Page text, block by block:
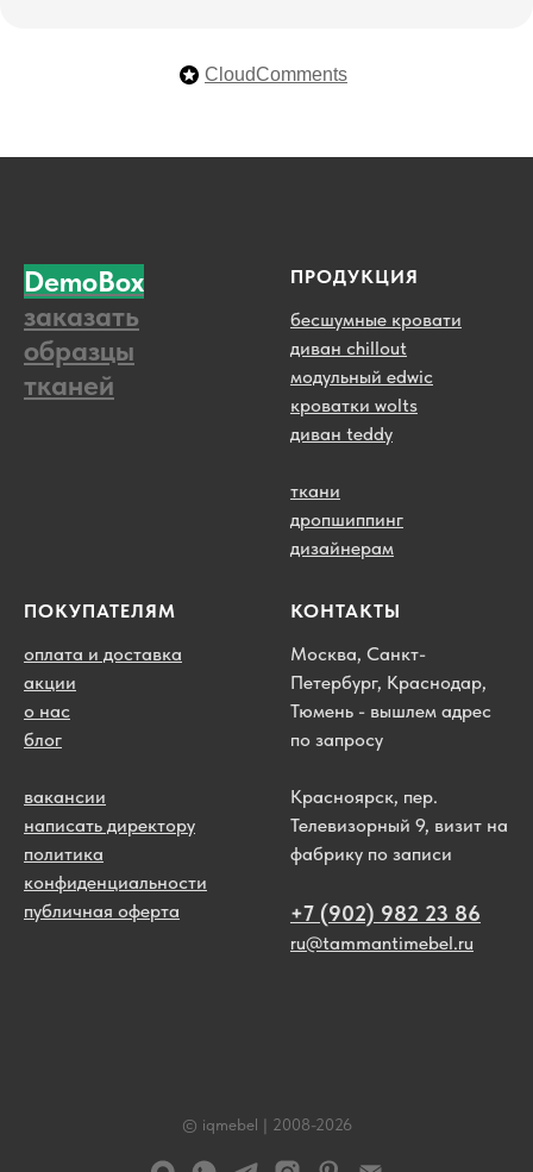
CloudComments
DemoBox
заказать
образцы
тканей
ПРОДУКЦИЯ
бесшумные кровати
диван chillout
модульный edwic
кроватки wolts
диван teddy
ткани
дропшиппинг
дизайнерам
ПОКУПАТЕЛЯМ
оплата и доставка
акции
о нас
блог
вакансии
написать директору
политика
конфиденциальности
публичная оферта
КОНТАКТЫ
Москва, Санкт-
Петербург, Краснодар,
Тюмень - вышлем адрес
по запросу
Красноярск, пер.
Телевизорный 9, визит на
фабрику по записи
+7 (902) 982 23 86
ru@tammantimebel.ru
© iqmebel | 2008-2026